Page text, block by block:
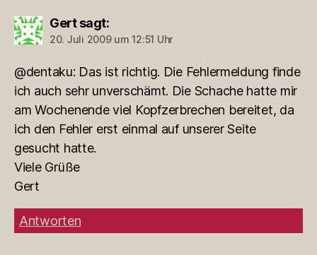
Gert sagt:
20. Juli 2009 um 12:51 Uhr
@dentaku: Das ist richtig. Die Fehlermeldung finde
ich auch sehr unverschämt. Die Schache hatte mir
am Wochenende viel Kopfzerbrechen bereitet, da
ich den Fehler erst einmal auf unserer Seite
gesucht hatte.
Viele Grüße
Gert
Antworten